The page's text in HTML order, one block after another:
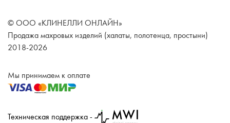
© ООО «КЛИНЕЛЛИ ОНЛАЙН»
Продажа махровых изделий (халаты, полотенца, простыни)
2018-2026
Мы принимаем к оплате
Техническая поддержка -